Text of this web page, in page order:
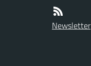
Newsletter